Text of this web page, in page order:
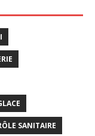
SANITAIRE